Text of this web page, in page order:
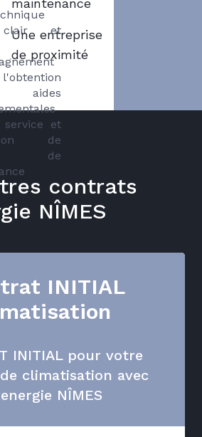
clair et
service et
de
de
maintenance
Une entreprise
de proximité
contrats
NÎMES
INITIAL
INITIAL pour votre
climatisation avec
NÎMES